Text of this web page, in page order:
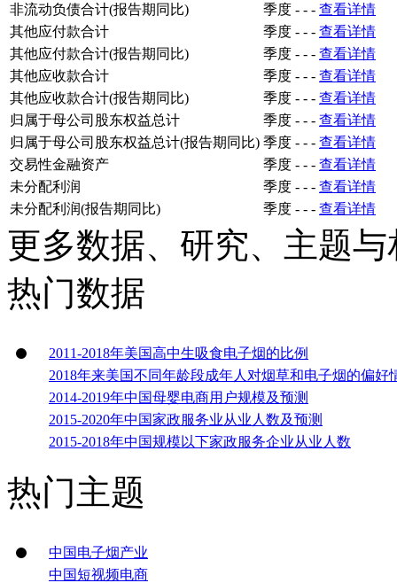
非流动负债合计(报告期同比)
季度 - - - 查看详情
其他应付款合计
季度 - - - 查看详情
其他应付款合计(报告期同比)
季度 - - - 查看详情
其他应收款合计
季度 - - - 查看详情
其他应收款合计(报告期同比)
季度 - - - 查看详情
归属于母公司股东权益总计
季度 - - - 查看详情
归属于母公司股东权益总计(报告期同比) 季度 - - - 查看详情
交易性金融资产
季度 - - - 查看详情
未分配利润
季度 - - - 查看详情
未分配利润(报告期同比)
季度 - - - 查看详情
更多数据、研究、主题
热门数据
2011-2018年美国高中生吸食电子烟的比例
2018年来美国不同年龄段成年人对烟草和电子烟的偏好
2014-2019年中国母婴电商用户规模及预测
2015-2020年中国家政服务业从业人数及预测
2015-2018年中国规模以下家政服务企业从业人数
热门主题
中国电子烟产业
中国短视频电商